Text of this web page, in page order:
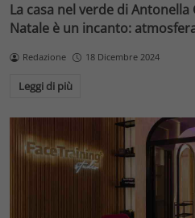
La casa nel verde di
Natale è un incanto:
Redazione 18 Dicembre 2024
Leggi di più